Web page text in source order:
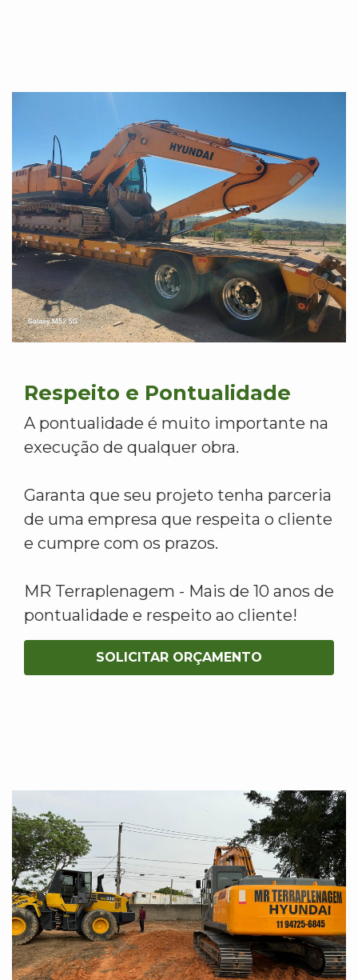
Respeito e Pontualidade
A pontualidade é muito importante na
execução de qualquer obra.
Garanta que seu projeto tenha parceria
de uma empresa que respeita o cliente
e cumpre com os prazos.
MR Terraplenagem - Mais de 10 anos de
pontualidade e respeito ao cliente!
SOLICITAR ORÇAMENTO